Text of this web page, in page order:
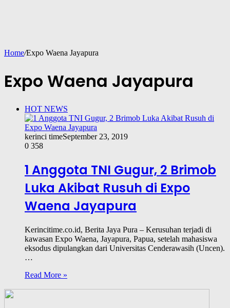
Home/Expo Waena Jayapura
Expo Waena Jayapura
HOT NEWS
kerinci timeSeptember 23, 2019
0 358
1 Anggota TNI Gugur, 2 Brimob
Luka Akibat Rusuh di Expo
Waena Jayapura
Kerincitime.co.id, Berita Jaya Pura – Kerusuhan terjadi di
kawasan Expo Waena, Jayapura, Papua, setelah mahasiswa
eksodus dipulangkan dari Universitas Cenderawasih (Uncen).
…
Read More »